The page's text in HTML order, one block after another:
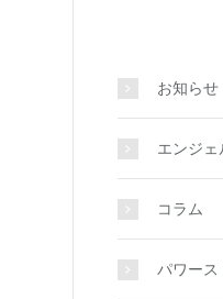
お知らせ
エンジェ
コラム
パワース